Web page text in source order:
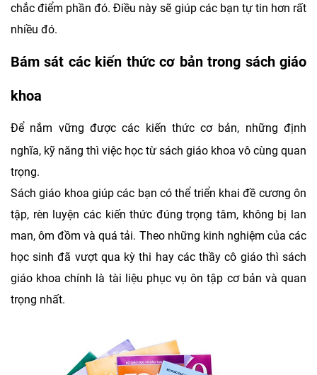
chắc điểm phần đó. Điều này sẽ giúp các bạn tự tin hơn rất
nhiều đó.
Bám sát các kiến thức cơ bản trong sách giáo
khoa
Để nắm vững được các kiến thức cơ bản, những định
nghĩa, kỹ năng thì việc học từ sách giáo khoa vô cùng quan
trọng.
Sách giáo khoa giúp các bạn có thể triển khai đề cương ôn
tập, rèn luyện các kiến thức đúng trọng tâm, không bị lan
man, ôm đồm và quá tải. Theo những kinh nghiệm của các
học sinh đã vượt qua kỳ thi hay các thầy cô giáo thì sách
giáo khoa chính là tài liệu phục vụ ôn tập cơ bản và quan
trọng nhất.